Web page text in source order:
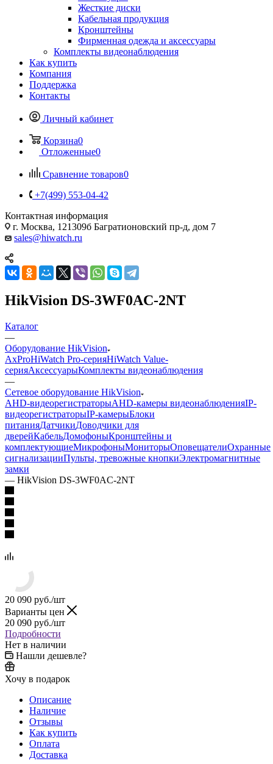
Жесткие диски
Кабельная продукция
Кронштейны
Фирменная одежда и аксессуары
Комплекты видеонаблюдения
Как купить
Компания
Поддержка
Контакты
Личный кабинет
Корзина0
Отложенные0
Сравнение товаров0
+7(499) 553-04-42
Контактная информация
г. Москва, 121309б Багратионовский пр-д, дом 7
sales@hiwatch.ru
HikVision DS-3WF0AC-2NT
Каталог
—
Оборудование HikVision
AxProHiWatch Pro-серияHiWatch Value-
серияАксессуарыКомплекты видеонаблюдения
—
Сетевое оборудование HikVision
AHD-видеорегистраторыAHD-камеры видеонаблюденияIP-
видеорегистраторыIP-камерыБлоки
питанияДатчикиДоводчики для
дверейКабельДомофоныКронштейны и
комплектующиеМикрофоныМониторыОповещателиОхранные
сигнализацииПульты, тревожные кнопкиЭлектромагнитные
замки
— HikVision DS-3WF0AC-2NT
20 090 руб./шт
Варианты цен
20 090 руб./шт
Подробности
Нет в наличии
Нашли дешевле?
Хочу в подарок
Описание
Наличие
Отзывы
Как купить
Оплата
Доставка